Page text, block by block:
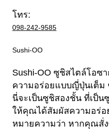
โทร:
098-242-9585
Sushi-OO
Sushi-OO ซูชิสไตล์โอซ
ความอร่อยแบบญี่ปุ่นเต็ม
นี่จะเป็นซูชิสองชั้น ที่เป็น
ให้คุณได้สัมผัสความอร่อ
หมายความว่า หากคุณสั่